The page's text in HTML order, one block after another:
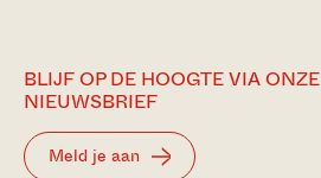
BLIJF OP DE HOOGTE VIA ONZE
NIEUWSBRIEF
Meld je aan